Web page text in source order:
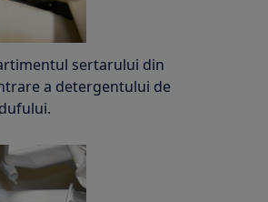
sertarului din
a detergentului de